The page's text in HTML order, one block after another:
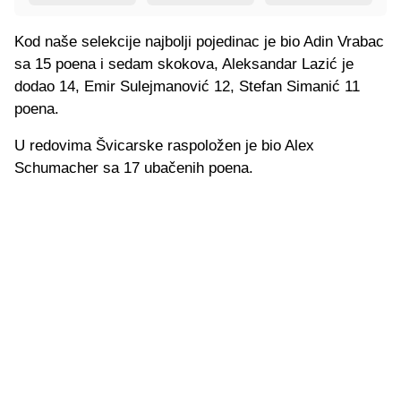
Kod naše selekcije najbolji pojedinac je bio Adin Vrabac
sa 15 poena i sedam skokova, Aleksandar Lazić je
dodao 14, Emir Sulejmanović 12, Stefan Simanić 11
poena.
U redovima Švicarske raspoložen je bio Alex
Schumacher sa 17 ubačenih poena.